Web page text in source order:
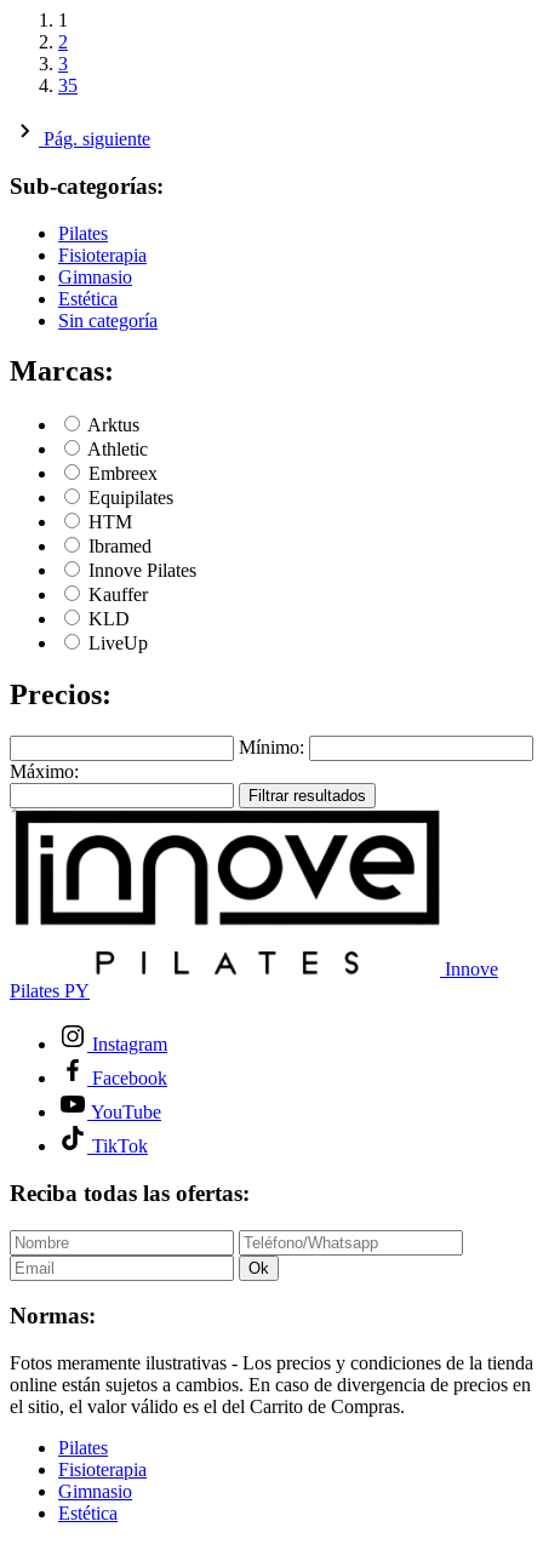
1
2
3
35
Pág. siguiente
Sub-categorías:
Pilates
Fisioterapia
Gimnasio
Estética
Sin categoría
Marcas:
Arktus
Athletic
Embreex
Equipilates
HTM
Ibramed
Innove Pilates
Kauffer
KLD
LiveUp
Precios:
Mínimo:
Máximo:
Filtrar resultados
Innove
Pilates PY
Instagram
Facebook
YouTube
TikTok
Reciba todas las ofertas:
Ok
Normas:
Fotos meramente ilustrativas - Los precios y condiciones de la tienda
online están sujetos a cambios. En caso de divergencia de precios en
el sitio, el valor válido es el del Carrito de Compras.
Pilates
Fisioterapia
Gimnasio
Estética